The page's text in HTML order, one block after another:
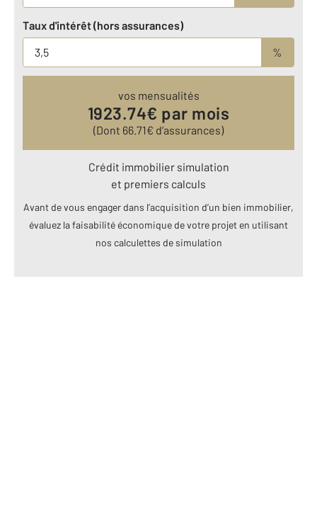
Taux d'intérêt (hors assurances)
%
vos mensualités
1923.74€ par mois
(Dont 66.71€ d’assurances)
Crédit immobilier simulation
et premiers calculs
Avant de vous engager dans l’acquisition d’un bien immobilier,
évaluez la faisabilité économique de votre projet en utilisant
nos calculettes de simulation